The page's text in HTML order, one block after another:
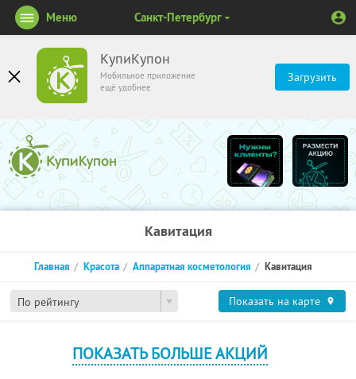
КупиКупон
Мобильное приложение
ещё удобнее
Загрузить
Меню Санкт-Петербург
Кавитация
По рейтингу
Главная Красота Аппаратная косметология Кавитация
Показать на карте
ПОКАЗАТЬ БОЛЬШЕ АКЦИЙ